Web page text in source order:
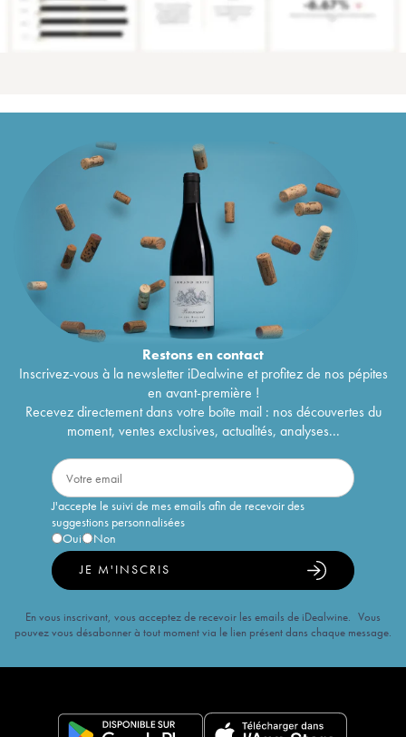
Restons encontact
Inscrivez-vous à la newsletter iDealwine et profitez de nos pépites
en avant-première !
Recevez directement dans votre boîte mail : nos découvertes du
moment, ventes exclusives, actualités, analyses...
J'accepte le suivi de mes emails afin de recevoir des
suggestions personnalisées
Oui
Non
JE M'INSCRIS
En vous inscrivant, vous acceptez de recevoir les emails de iDealwine. Vous
pouvez vous désabonner à tout moment via le lien présent dans chaque message.